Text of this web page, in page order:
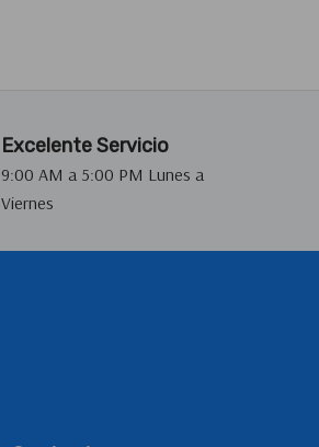
Excelente Servicio
9:00 AM a 5:00 PM Lunes a
Viernes